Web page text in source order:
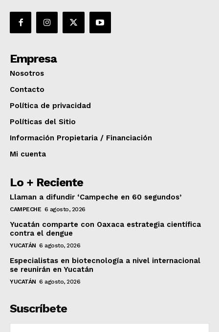
Empresa
Nosotros
Contacto
Política de privacidad
Políticas del Sitio
Información Propietaria / Financiación
Mi cuenta
Lo + Reciente
Llaman a difundir ‘Campeche en 60 segundos’
CAMPECHE 6 agosto, 2026
Yucatán comparte con Oaxaca estrategia científica
contra el dengue
YUCATÁN 6 agosto, 2026
Especialistas en biotecnología a nivel internacional
se reunirán en Yucatán
YUCATÁN 6 agosto, 2026
Suscríbete